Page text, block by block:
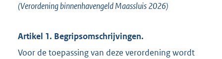
(Verordening binnenhavengeld Maassluis 2026)
Artikel 1. Begripsomschrijvingen.
Voor de toepassing van deze verordening wordt